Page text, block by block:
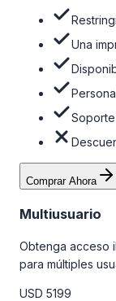
Una
Comprar Ahora
Multiusuario
Obtenga acceso
para múltiples
USD 5199